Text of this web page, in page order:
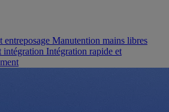
entreposage Manutention mains libres
intégration Intégration rapide et